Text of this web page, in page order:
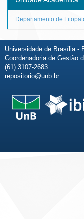
Departamento de
Universidade de Brasília -
Coordenadoria de Gestão
(61) 3107-2683
repositorio@unb.br